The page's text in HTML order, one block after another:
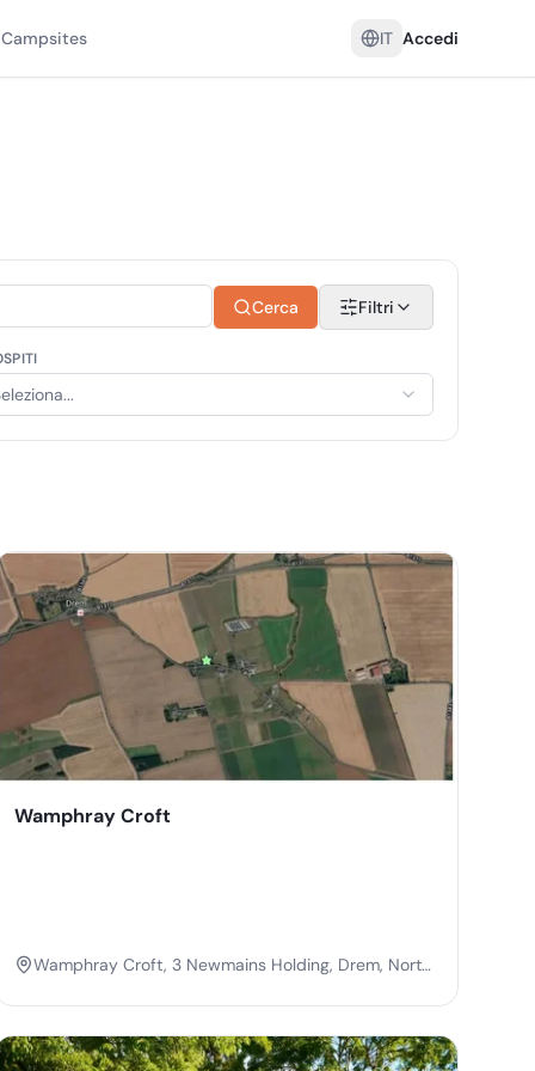
IT Accedi
Cerca Filtri
Wamphray Croft
Wamphray Croft, 3 Newmains Holding, Drem, North